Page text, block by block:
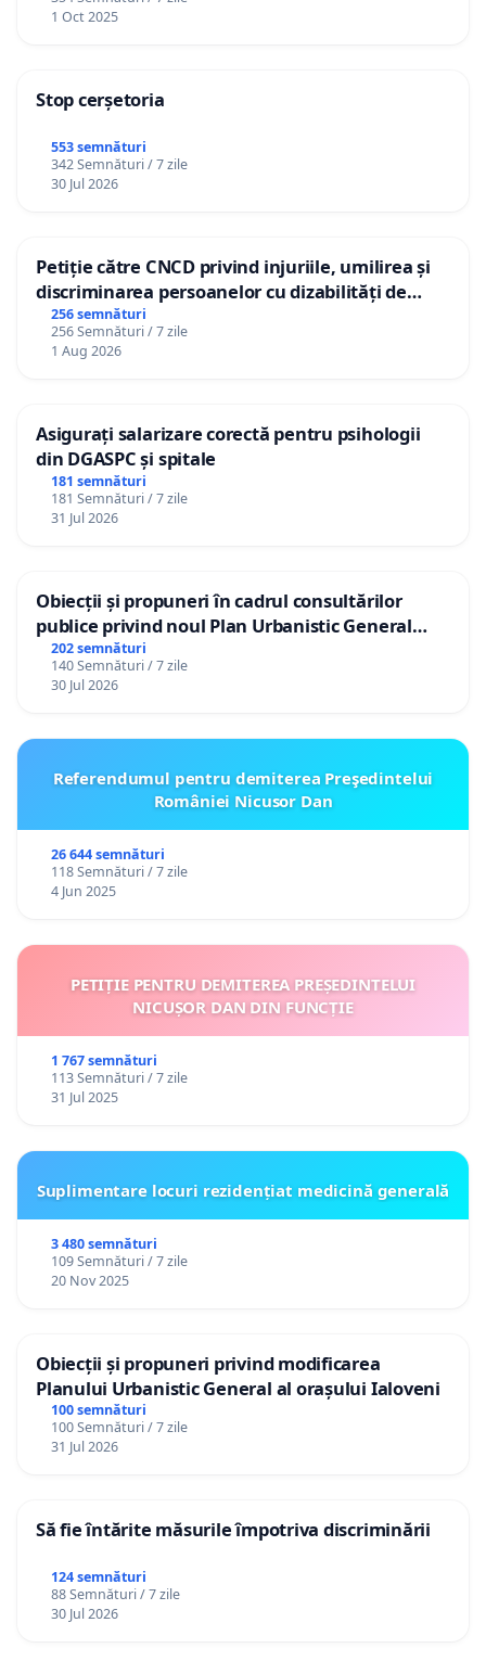
1 Oct 2025
Stop cerșetoria
553 semnături
342 Semnături / 7 zile
30 Jul 2026
Petiție către CNCD privind injuriile, umilirea și
discriminarea persoanelor cu dizabilități de
către utilizatorul TikTok „Gorici”
256 semnături
256 Semnături / 7 zile
1 Aug 2026
Asigurați salarizare corectă pentru psihologii
din DGASPC și spitale
181 semnături
181 Semnături / 7 zile
31 Jul 2026
Obiecții și propuneri în cadrul consultărilor
publice privind noul Plan Urbanistic General
(PUG) Ialoveni
202 semnături
140 Semnături / 7 zile
30 Jul 2026
Referendumul pentru demiterea Preşedintelui
României Nicusor Dan
26 644 semnături
118 Semnături / 7 zile
4 Jun 2025
PETIȚIE PENTRU DEMITEREA PREȘEDINTELUI
NICUȘOR DAN DIN FUNCȚIE
1 767 semnături
113 Semnături / 7 zile
31 Jul 2025
Suplimentare locuri rezidențiat medicină generală
3 480 semnături
109 Semnături / 7 zile
20 Nov 2025
Obiecții și propuneri privind modificarea
Planului Urbanistic General al orașului Ialoveni
100 semnături
100 Semnături / 7 zile
31 Jul 2026
Să fie întărite măsurile împotriva discriminării
124 semnături
88 Semnături / 7 zile
30 Jul 2026